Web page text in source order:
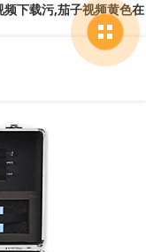
下载污,茄子视频黄色在